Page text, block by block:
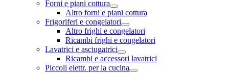
Forni e piani cottura
Altro forni e piani cottura
Frigoriferi e congelatori
Altro frighi e congelatori
Ricambi frighi e congelatori
Lavatrici e asciugatrici
Ricambi e accessori lavatrici
Piccoli elettr. per la cucina